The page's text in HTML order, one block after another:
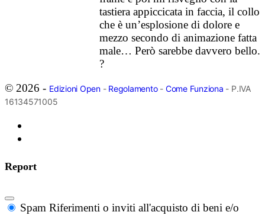
tastiera appiccicata in faccia, il collo
che è un’esplosione di dolore e
mezzo secondo di animazione fatta
male… Però sarebbe davvero bello.
?
© 2026 - Edizioni Open- Regolamento- Come Funziona - P.IVA
16134571005
Report
Spam Riferimenti o inviti all'acquisto di beni e/o